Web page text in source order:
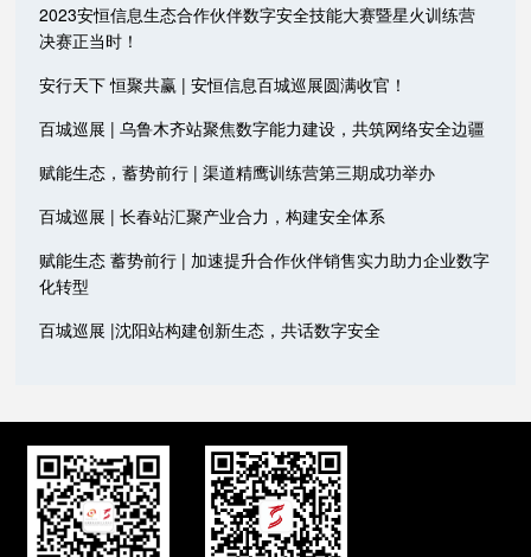
2023安恒信息生态合作伙伴数字安全技能大赛暨星火训练营
决赛正当时！
安行天下 恒聚共赢 | 安恒信息百城巡展圆满收官！
百城巡展 | 乌鲁木齐站聚焦数字能力建设，共筑网络安全边疆
赋能生态，蓄势前行 | 渠道精鹰训练营第三期成功举办
百城巡展 | 长春站汇聚产业合力，构建安全体系
赋能生态 蓄势前行 | 加速提升合作伙伴销售实力助力企业数字
化转型
百城巡展 |沈阳站构建创新生态，共话数字安全